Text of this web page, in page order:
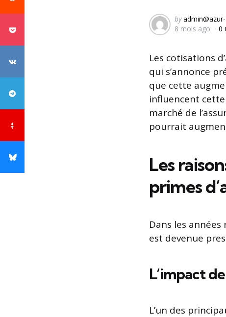
Posted
by
by
8 mois ago
0
Les cotisations
qui s’annonce
que cette
influencent
marché de
pourrait
Les
primes
Dans les
est devenue
L’impact
L’un des